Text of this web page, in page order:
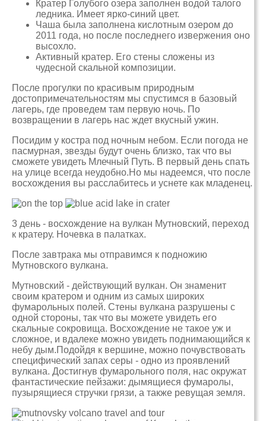
Кратер Голубого озера заполнен водой талого
ледника. Имеет ярко-синий цвет.
Чаша была заполнена кислотным озером до
2011 года, но после последнего извержения оно
высохло.
Активный кратер. Его стены сложены из
чудесной скальной композиции.
После прогулки по красивым природным
достопримечательностям мы спустимся в базовый
лагерь, где проведем там первую ночь. По
возвращении в лагерь нас ждет вкусный ужин.
Посидим у костра под ночным небом. Если погода не
пасмурная, звезды будут очень близко, так что вы
сможете увидеть Млечный Путь. В первый день спать
на улице всегда неудобно.Но мы надеемся, что после
восхождения вы расслабитесь и уснете как младенец.
3 день - восхождение на вулкан Мутновский, переход
к кратеру. Ночевка в палатках.
После завтрака мы отправимся к подножию
Мутновского вулкана.
Мутновский - действующий вулкан. Он знаменит
своим кратером и одним из самых широких
фумарольных полей. Стены вулкана разрушены с
одной стороны, так что вы можете увидеть его
скальные сокровища. Восхождение не такое уж и
сложное, и вдалеке можно увидеть поднимающийся к
небу дым.Подойдя к вершине, можно почувствовать
специфический запах серы - одно из проявлений
вулкана. Достигнув фумарольного поля, нас окружат
фантастические пейзажи: дымящиеся фумаролы,
пузырящиеся стручки грязи, а также ревущая земля.